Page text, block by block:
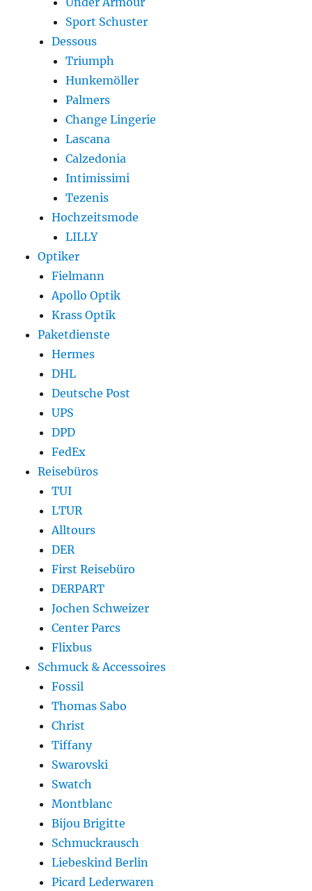
Sport Schuster
Dessous
Triumph
Hunkemöller
Palmers
Change Lingerie
Lascana
Calzedonia
Intimissimi
Tezenis
Hochzeitsmode
LILLY
Optiker
Fielmann
Apollo Optik
Krass Optik
Paketdienste
Hermes
DHL
Deutsche Post
UPS
DPD
FedEx
Reisebüros
TUI
LTUR
Alltours
DER
First Reisebüro
DERPART
Jochen Schweizer
Center Parcs
Flixbus
Schmuck & Accessoires
Fossil
Thomas Sabo
Christ
Tiffany
Swarovski
Swatch
Montblanc
Bijou Brigitte
Schmuckrausch
Liebeskind Berlin
Picard Lederwaren